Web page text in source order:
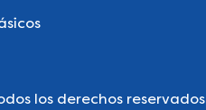
los derechos reservados